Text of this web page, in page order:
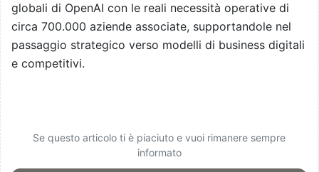
globali di OpenAI con le reali necessità operative di
circa 700.000 aziende associate, supportandole nel
passaggio strategico verso modelli di business digitali
e competitivi.
Se questo articolo ti è piaciuto e vuoi rimanere sempre
informato